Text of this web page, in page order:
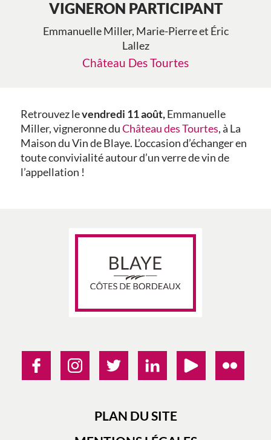
VIGNERON PARTICIPANT
Emmanuelle Miller, Marie-Pierre et Éric
Lallez
Château Des Tourtes
Retrouvez levendredi 11 août,Emmanuelle
Miller, vigneronne duChâteau des Tourtes, à La
Maison du Vin de Blaye. L’occasion d’échanger en
toute convivialité autour d’un verre de vin de
l’appellation !
PLAN DU SITE